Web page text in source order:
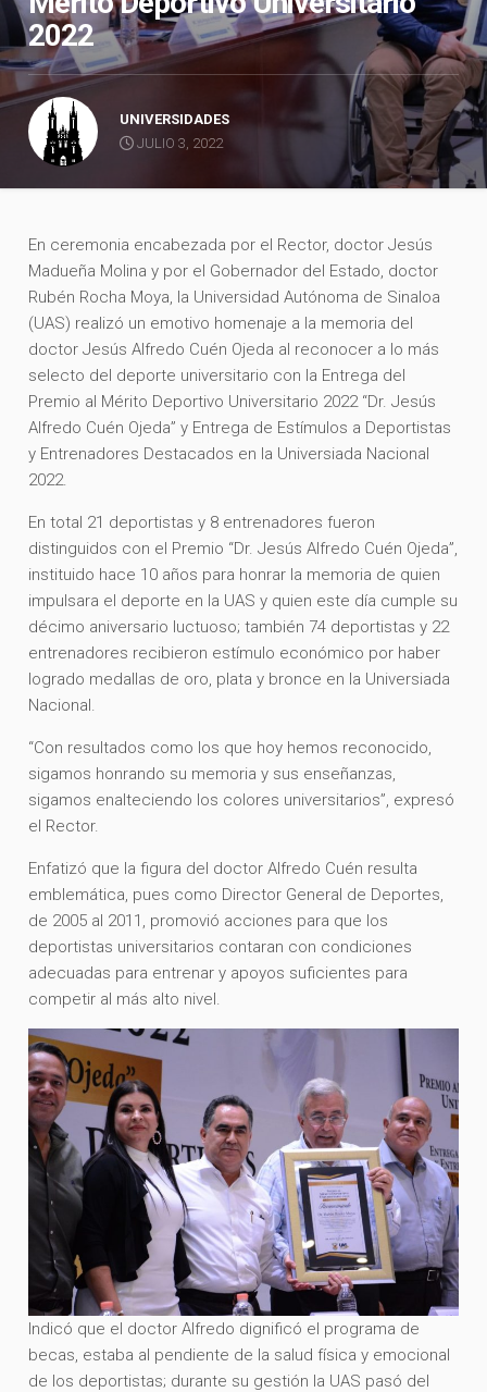
2022
UNIVERSIDADES
JULIO 3, 2022
En ceremonia encabezada por el Rector, doctor Jesús
Madueña Molina y por el Gobernador del Estado, doctor
Rubén Rocha Moya, la Universidad Autónoma de Sinaloa
(UAS) realizó un emotivo homenaje a la memoria del
doctor Jesús Alfredo Cuén Ojeda al reconocer a lo más
selecto del deporte universitario con la Entrega del
Premio al Mérito Deportivo Universitario 2022 “Dr. Jesús
Alfredo Cuén Ojeda” y Entrega de Estímulos a Deportistas
y Entrenadores Destacados en la Universiada Nacional
2022.
En total 21 deportistas y 8 entrenadores fueron
distinguidos con el Premio “Dr. Jesús Alfredo Cuén Ojeda”,
instituido hace 10 años para honrar la memoria de quien
impulsara el deporte en la UAS y quien este día cumple su
décimo aniversario luctuoso; también 74 deportistas y 22
entrenadores recibieron estímulo económico por haber
logrado medallas de oro, plata y bronce en la Universiada
Nacional.
“Con resultados como los que hoy hemos reconocido,
sigamos honrando su memoria y sus enseñanzas,
sigamos enalteciendo los colores universitarios”, expresó
el Rector.
Enfatizó que la figura del doctor Alfredo Cuén resulta
emblemática, pues como Director General de Deportes,
de 2005 al 2011, promovió acciones para que los
deportistas universitarios contaran con condiciones
adecuadas para entrenar y apoyos suficientes para
competir al más alto nivel.
Indicó que el doctor Alfredo dignificó el programa de
becas, estaba al pendiente de la salud física y emocional
de los deportistas; durante su gestión la UAS pasó del